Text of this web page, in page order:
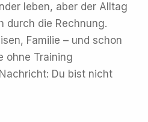
leben, aber der Alltag
durch die Rechnung.
Familie – und schon
ohne Training
Du bist nicht